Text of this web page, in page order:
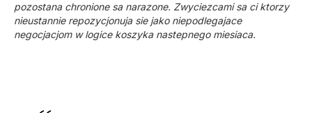
pozostana chronione sa narazone. Zwyciezcami sa ci ktorzy
nieustannie repozycjonuja sie jako niepodlegajace
negocjacjom w logice koszyka nastepnego miesiaca.